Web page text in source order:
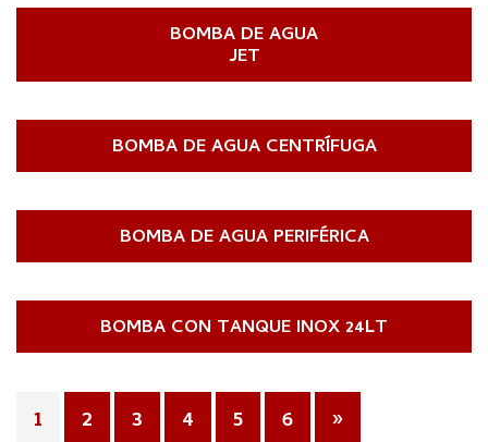
BOMBA DE AGUA
JET
BOMBA DE AGUA CENTRÍFUGA
BOMBA DE AGUA PERIFÉRICA
BOMBA CON TANQUE INOX 24LT
1 2 3 4 5 6 »